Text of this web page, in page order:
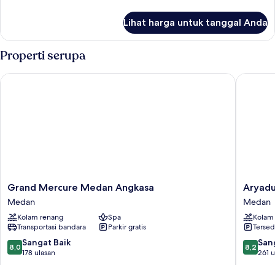
Kamar
Lihat harga untuk tanggal Anda
Properti serupa
Grand
Mercure
Medan
Angkasa
Medan
Grand Mercure Medan Angkasa
Medan
Kolam renang
Spa
Transportasi bandara
Parkir gratis
8.0
dari
8,0 Sangat Baik
178 ulasan
Grand Mercure Medan Angkasa
Medan
Medan
Medan
8.2
dari
8,2
261